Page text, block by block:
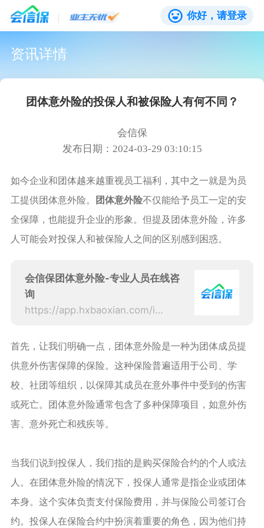
你好，请登录
资讯详情
团体意外险的投保人和被保险人有何不同？
会信保
发布日期：2024-03-29 03:10:15
如今企业和团体越来越重视员工福利，其中之一就是为员
工提供团体意外险。
团体意外险不仅能给予员工一定的安
全保障，也能提升企业的形象。但提及团体意外险，许多
人可能会对投保人和被保险人之间的区别感到困惑。
会信保团体意外险-专业人员在线咨
询
https://app.hxbaoxian.com/insurance?p=1&l=20&t=6&c=0&sourceType=web
首先，让我们明确一点，团体意外险是一种为团体成员提
供意外伤害保障的保险。这种保险普遍适用于公司、学
校、社团等组织，以保障其成员在意外事件中受到的伤害
或死亡。团体意外险通常包含了多种保障项目，如意外伤
害、意外死亡和残疾等。
当我们说到投保人，我们指的是购买保险合约的个人或法
人。在团体意外险的情况下，投保人通常是指企业或团体
本身。这个实体负责支付保险费用，并与保险公司签订合
约。投保人在保险合约中扮演着重要的角色，因为他们持